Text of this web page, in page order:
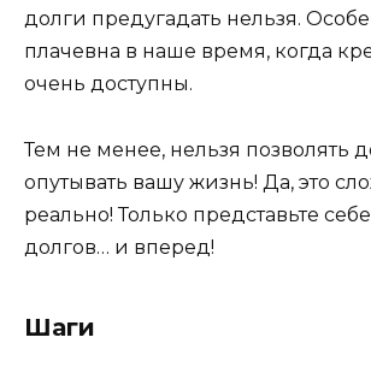
долги предугадать нельзя.
плачевна в наше время, когда
очень доступны.
Тем не менее, нельзя позволять
опутывать вашу жизнь! Да, это
реально! Только представьте
долгов… и вперед!
Шаги